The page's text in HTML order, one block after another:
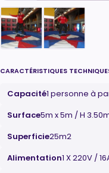
CARACTÉRISTIQUES
Capacité1 personne à
Surface5m x 5m / H
Superficie25m2
Alimentation1 X 220V /